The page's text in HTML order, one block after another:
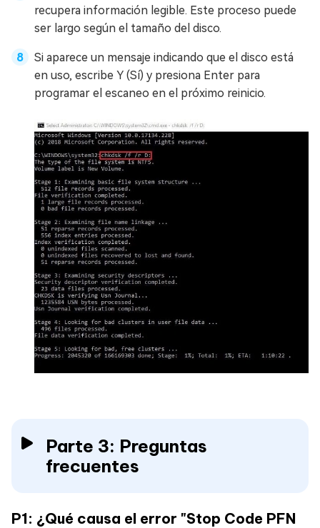
recupera información legible. Este proceso puede
ser largo según el tamaño del disco.
Si aparece un mensaje indicando que el disco está
en uso, escribe Y (Sí) y presiona Enter para
programar el escaneo en el próximo reinicio.
Parte 3: Preguntas
frecuentes
P1: ¿Qué causa el error "Stop Code PFN